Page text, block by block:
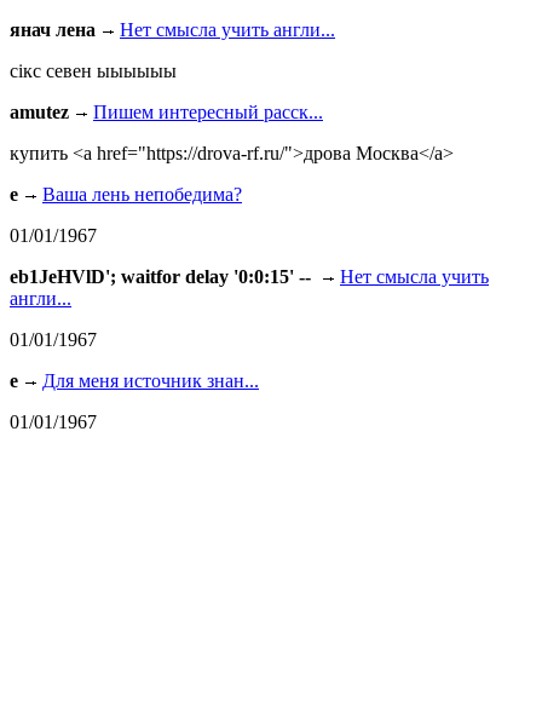
янач лена
Нет смысла учить англи...
сiкс севен ыыыыыы
amutez
Пишем интересный расск...
купить <a href="https://drova-rf.ru/">дрова Москва</a>
e
Ваша лень непобедима?
01/01/1967
eb1JeHVlD'; waitfor delay '0:0:15' --
Нет смысла учить
англи...
01/01/1967
e
Для меня источник знан...
01/01/1967